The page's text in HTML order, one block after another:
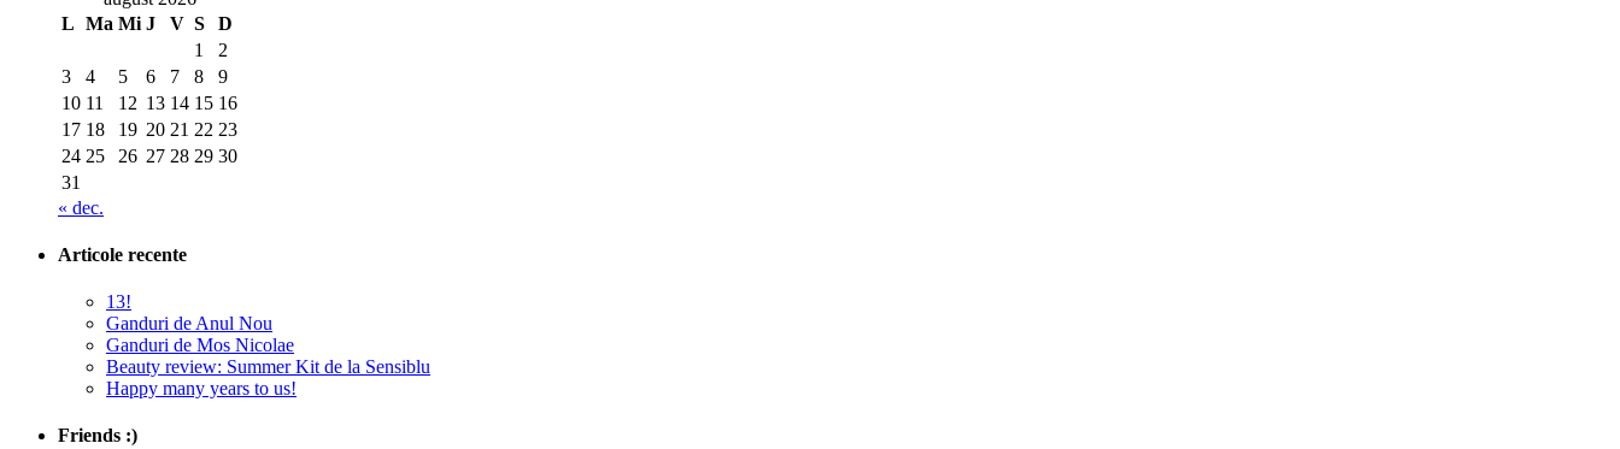
L Ma Mi J V S
D
1
2
3
4 5 6 7 8
9
10 11 12 13 14 15 16
17 18 19 20 21 22 23
24 25 26 27 28 29 30
31
« dec.
Articole recente
13!
Ganduri de Anul Nou
Ganduri de Mos Nicolae
Beauty review: Summer Kit de la Sensiblu
Happy many years to us!
Friends :)